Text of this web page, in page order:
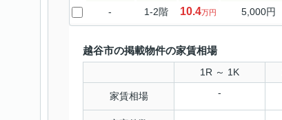
- 1-2階 10.4万円 5,000円
越谷市の掲載物件の家賃相場
1R ～ 1K
家賃相場 -